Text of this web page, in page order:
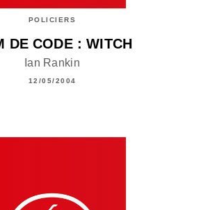
POLICIERS
DE CODE : WITCH
Ian Rankin
12/05/2004